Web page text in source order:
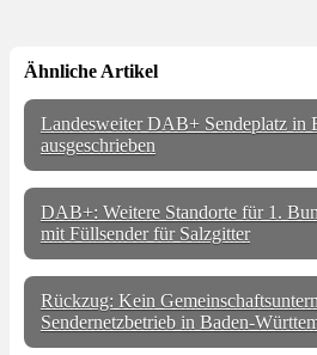
Ähnliche Artikel
Landesweiter DAB+ Sendeplatz in
ausgeschrieben
DAB+: Weitere Standorte für 1.
mit Füllsender für Salzgitter
Rückzug: Kein
Sendernetzbetrieb in Baden-